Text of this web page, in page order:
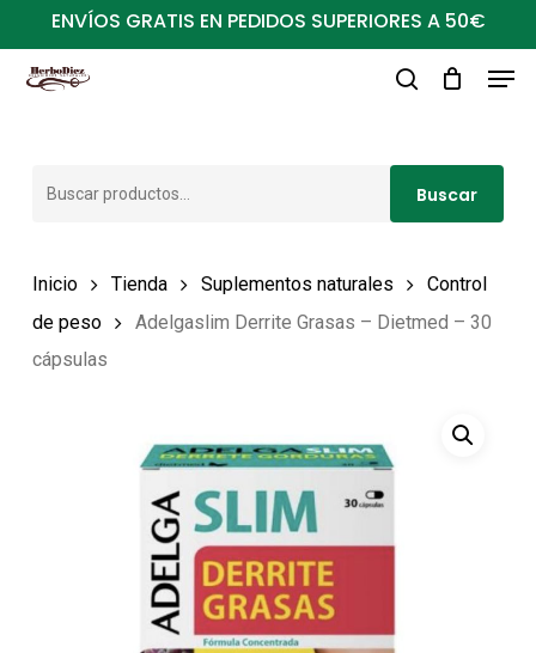
al
contenido
ENVÍOS GRATIS EN PEDIDOS SUPERIORES A 50€
Buscar
Inicio Tienda Suplementos naturales
Control
de peso
Adelgaslim Derrite Grasas – Dietmed – 30
cápsulas
Close